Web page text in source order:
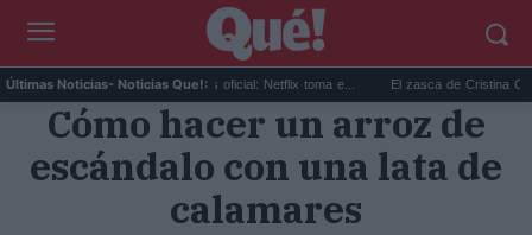
Últimas Noticias- Noticias Que!:
Sandokán temporada 2 ya es oficial: Netflix toma e... El zasca de Cristina Castaño
Cómo hacer un arroz de
escándalo con una lata de
calamares